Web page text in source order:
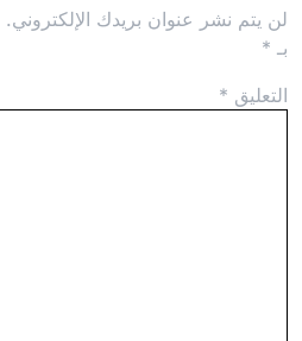
لن يتم نشر عنوان بريدك الإلكتروني.
بـ *
التعليق *